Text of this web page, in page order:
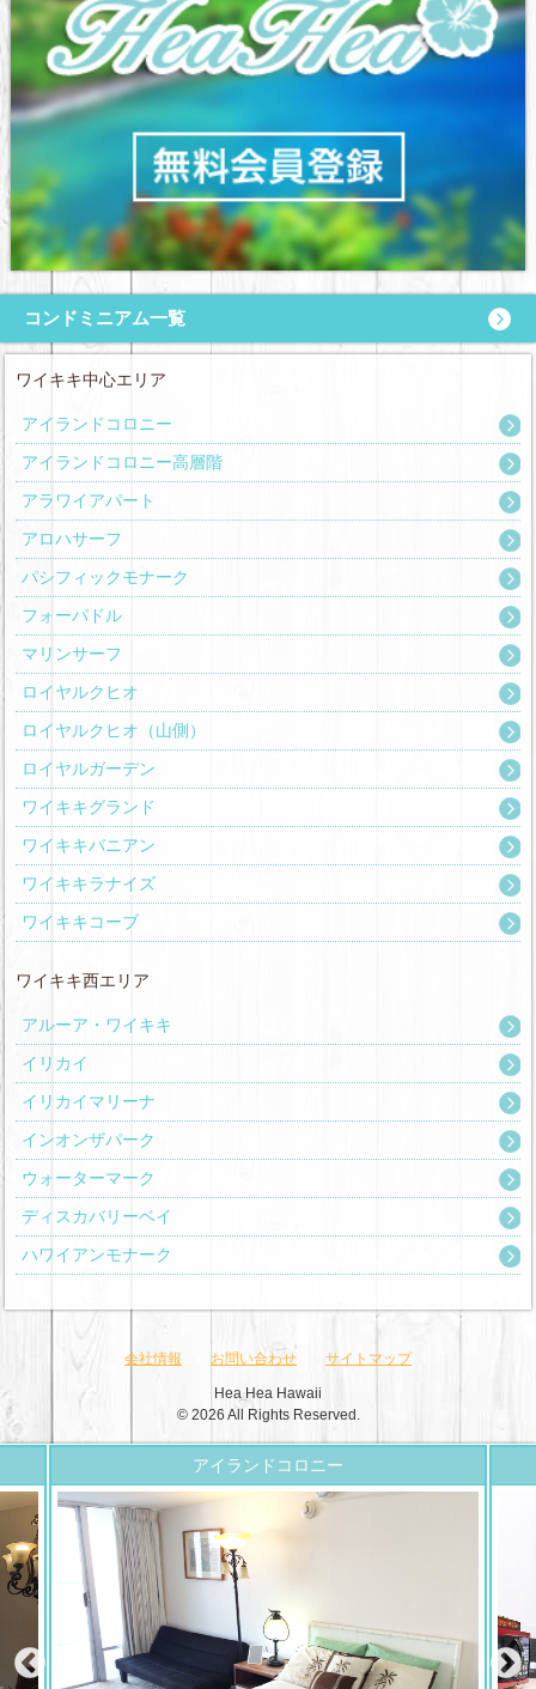
コンドミニアム一覧
ワイキキ中心エリア
アイランドコロニー
アイランドコロニー高層階
アラワイアパート
アロハサーフ
パシフィックモナーク
フォーパドル
マリンサーフ
ロイヤルクヒオ
ロイヤルクヒオ（山側）
ロイヤルガーデン
ワイキキグランド
ワイキキバニアン
ワイキキラナイズ
ワイキキコーブ
ワイキキ西エリア
アルーア・ワイキキ
イリカイ
イリカイマリーナ
インオンザパーク
ウォーターマーク
ディスカバリーベイ
ハワイアンモナーク
会社情報 お問い合わせ サイトマップ
Hea Hea Hawaii
© 2026 All Rights Reserved.
アイランドコロニー